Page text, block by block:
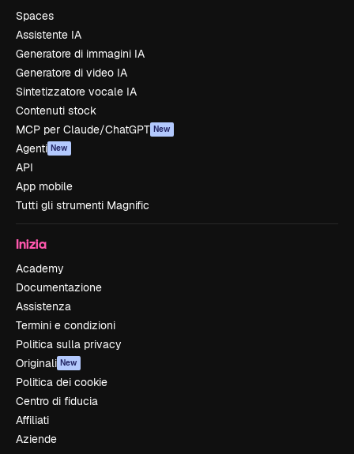
Spaces
Assistente IA
Generatore di immagini IA
Generatore di video IA
Sintetizzatore vocale IA
Contenuti stock
MCP per Claude/ChatGPT New
Agenti New
API
App mobile
Tutti gli strumenti Magnific
Inizia
Academy
Documentazione
Assistenza
Termini e condizioni
Politica sulla privacy
Originali New
Politica dei cookie
Centro di fiducia
Affiliati
Aziende